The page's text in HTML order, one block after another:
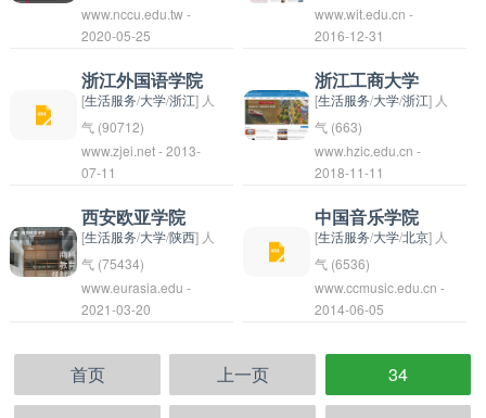
的高级管理人才和法律
人才。
才，为社会发展和进步
做出贡献。
力于构建国际化的办学
平台，与多所国外大学
学术交流和合作研究。
学校注重学生的素质教
育和创新创业能力培
养，培养了大批优秀人
做出了积极贡献。
中国上海市，是国
家“双一流”（A类）建
设高校、卓越教师培养
计划重点高校、中西部
高校基础能力建设工程
高校。上海师范大学拥
有一支实力雄厚、结构
合理、高学历、高学位
的教学科研队伍，拥有
松江校区、徐汇校区和
华东师范大学理工楼作
为实验实践基地。
校致力于培养具有高尚
师德和专业素养的教育
人才，拥有一支优秀的
师资队伍和丰富的教学
资源。乐山师范学院以
其优质的教学质量和丰
富的教育资源，被广大
学子和家长们所认可和
信任。
育部和江苏省人民政府
共建的本科院校。学校
位于江苏省南京市玄武
区汉口路74号，占地面
积近300亩，拥有现代
化的教学设施和艺术教
育资源。学校设有视觉
艺术、设计艺术、表演
艺术、传媒艺术等多个
艺术类专业，培养了大
量优秀的艺术人才，为
中国艺术教育事业做出
发展潜力的综合性大
学，致力于为学生提供
优质的教育教学和培养
创新人才。学校拥有完
善的教学设施和设备，
以及优秀的师资力量，
已经成为广东省和中国
南部地区重要的高等学
府之一。广东白云学院
注重学生的综合素质培
养，积极推动学生的学
术研究和实践能力培
体、美全面发展的优秀
人才。
政治大学可以指的是在
政治学、公共事务、国
际关系等领域开设相关
专业并拥有丰富政治科
研资源的高等学府。这
种大学通常会培养学生
对政治现象和政治制度
有深入了解，为他们提
供教育和培训，让他们
在未来成为政治领域的
专家和领导者。政治大
学也可能是一所被称
校，例如台湾的国立政
治大学。
www.nccu.edu.tw -
2020-05-25
武汉工程大学是位于中
国湖北省武汉市的一所
综合性工科学校，成立
于1971年，前身为华
中科技大学的分校。学
校致力于培养工程技术
人才，拥有工学、理
学、管理学、文学、经
济学等多个学科门类，
设有本科、硕士和博士
研究生专业。武汉工程
大学在工程技术领域具
北省重点支持的高校之
一。
www.wit.edu.cn -
2016-12-31
浙江外国语学院
[生活服务/大学/浙江] 人
气 (90712)
浙江外国语学院
（Zhejiang
International Studies
University）是一所位
于中国浙江省杭州市的
综合性外国语专业大
学。学校创建于1955
语学院之一。学院以丰
富的教学经验和优质的
www.zjei.net - 2013-
07-11
浙江工商大学
[生活服务/大学/浙江] 人
气 (663)
www.hzic.edu.cn -
2018-11-11
西安欧亚学院
[生活服务/大学/陕西] 人
气 (75434)
西安欧亚学院（Xian
Eurasia University）是
安市的私立学院，成立
于1994年。学院以培
www.eurasia.edu -
2021-03-20
中国音乐学院
[生活服务/大学/北京] 人
气 (6536)
中国音乐学院，简称音
院，是中国最高学府之
的音乐学院之一。成立
于1950年，前身为中
www.ccmusic.edu.cn -
2014-06-05
首页 上一页 34